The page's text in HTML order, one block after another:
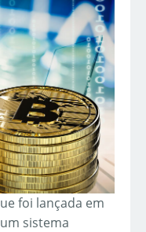
foi lançada em
sistema